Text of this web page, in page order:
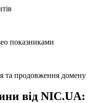
показниками
та продовження домену
від NIC.UA: